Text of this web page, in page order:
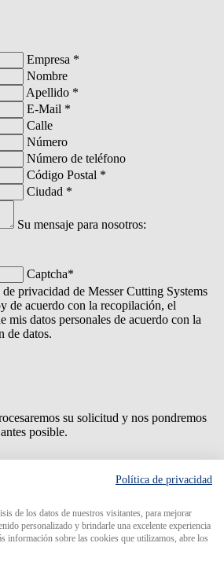
Empresa *
Nombre
Apellido *
E-Mail *
Calle
Número
Número de teléfono
Código Postal *
Ciudad *
Su mensaje para nosotros:
Captcha*
privacidad de Messer Cutting Systems
de acuerdo con la recopilación, el
mis datos personales de acuerdo con la
de datos.
su solicitud y nos pondremos
posible.
submitting the form. Please try again
Política de privacidad
de los datos de nuestros visitantes, para mejorar
personalizado y brindarle una excelente experiencia
información sobre las cookies que utilizamos, abre los